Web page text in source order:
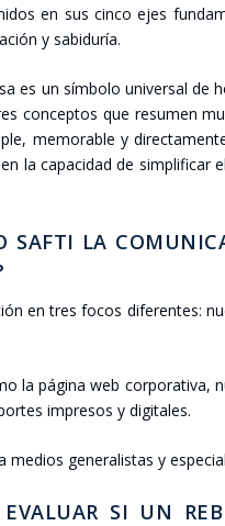
en sus cin­co ejes
y sabi­du­ría.
es un sím­bo­lo uni­ver­sal de
con­cep­tos que resu­men
memo­ra­ble y
la capa­ci­dad de sim­pli­fi­car
SAF­TI LA
en tres focos dife­ren­tes:
la pági­na web cor­po­ra­ti­va,
impre­sos y digi­ta­les.
gene­ra­lis­tas y
SI UN